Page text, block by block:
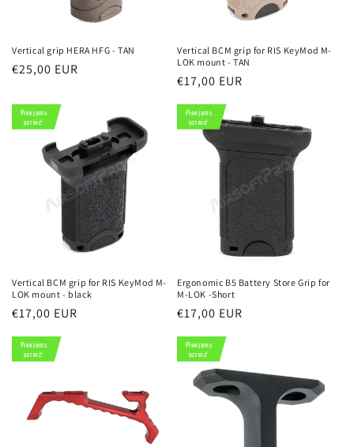
Vertical grip HERA HFG - TAN
Parastā
€25,00 EUR
Vertical BCM grip for RIS KeyMod M-
LOK mount - TAN
Parastā
€17,00 EUR
Pieejams
uzreiz!
Vertical BCM grip for RIS KeyMod M-
LOK mount - black
Parastā
€17,00 EUR
Pieejams
uzreiz!
Ergonomic B5 Battery Store Grip for
M-LOK -Short
Parastā
€17,00 EUR
Pieejams
uzreiz!
Pieejams
uzreiz!